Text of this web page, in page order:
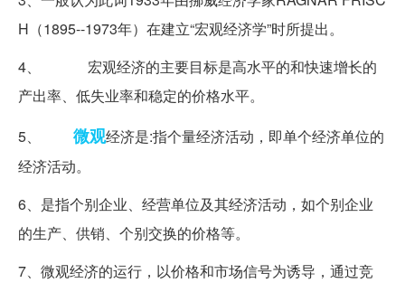
H（1895--1973年）在建立“宏观经济学”时所提出。
4、 宏观经济的主要目标是高水平的和快速增长的
产出率、低失业率和稳定的价格水平。
5、 微观经济是:指个量经济活动，即单个经济单位的
经济活动。
6、是指个别企业、经营单位及其经济活动，如个别企业
的生产、供销、个别交换的价格等。
7、微观经济的运行，以价格和市场信号为诱导，通过竞